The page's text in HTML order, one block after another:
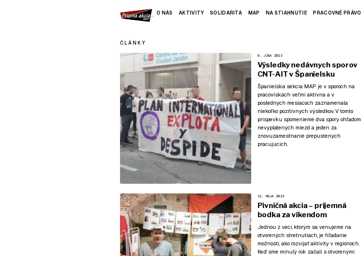
O NÁS AKTIVITY SOLIDARITA MAP NA STIAHNUTIE PRACOVNÉ PRÁVO
ČLÁNKY
8. JÚNA 2023
Výsledky nedávnych sporov
CNT-AIT v Španielsku
Španielska sekcia MAP je v sporoch na
pracoviskách veľmi aktívna a v
posledných mesiacoch zaznamenala
niekoľko pozitívnych výsledkov. V tomto
príspevku spomenieme dva spory ohľadom
nevyplatených miezd a jeden za
znovuzamestnanie prepustených
pracujúcich.
31. MÁJA 2023
Pivničná akcia – príjemná
bodka za víkendom
Jednou z vecí, ktorým sa venujeme na
otvorených stretnutiach, je hľadanie
možností, ako rozvíjať aktivity v regiónoch.
Keď sme minulý rok začali s otvorenými